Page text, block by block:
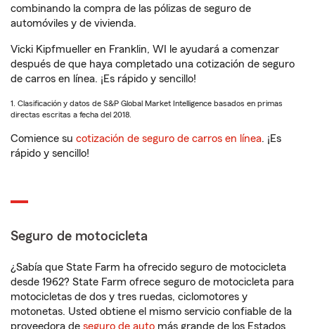
combinando la compra de las pólizas de seguro de
automóviles y de vivienda.
Vicki Kipfmueller en Franklin, WI le ayudará a comenzar
después de que haya completado una cotización de seguro
de carros en línea. ¡Es rápido y sencillo!
1. Clasificación y datos de S&P Global Market Intelligence basados en primas
directas escritas a fecha del 2018.
Comience su cotización de seguro de carros en línea. ¡Es
rápido y sencillo!
Seguro de motocicleta
¿Sabía que State Farm ha ofrecido seguro de motocicleta
desde 1962? State Farm ofrece seguro de motocicleta para
motocicletas de dos y tres ruedas, ciclomotores y
motonetas. Usted obtiene el mismo servicio confiable de la
proveedora de seguro de auto más grande de los Estados